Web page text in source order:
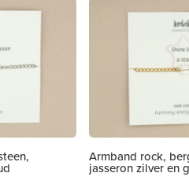
Armband rock,
jasseron zilver en